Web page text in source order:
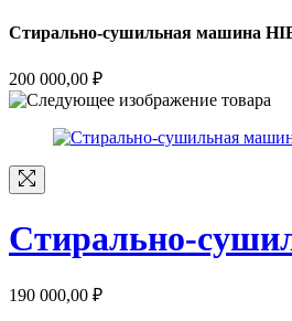
Стирально-сушильная машина
200 000,00 ₽
Стирально-
190 000,00 ₽